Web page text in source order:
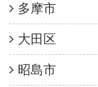
多摩市
大田区
昭島市